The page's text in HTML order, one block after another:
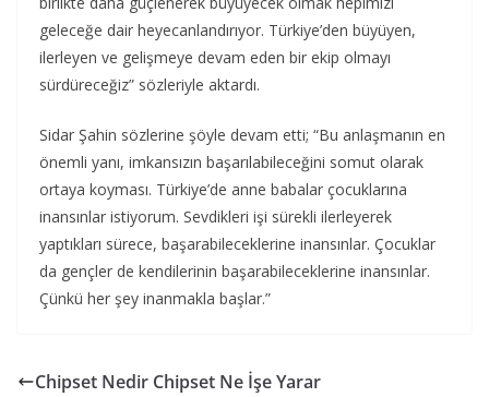
geleceğe dair heyecanlandırıyor. Türkiye’den büyüyen,
ilerleyen ve gelişmeye devam eden bir ekip olmayı
sürdüreceğiz” sözleriyle aktardı.
Sidar Şahin sözlerine şöyle devam etti; “Bu anlaşmanın en
önemli yanı, imkansızın başarılabileceğini somut olarak
ortaya koyması. Türkiye’de anne babalar çocuklarına
inansınlar istiyorum. Sevdikleri işi sürekli ilerleyerek
yaptıkları sürece, başarabileceklerine inansınlar. Çocuklar
da gençler de kendilerinin başarabileceklerine inansınlar.
Çünkü her şey inanmakla başlar.”
Chipset Nedir Chipset Ne İşe Yarar